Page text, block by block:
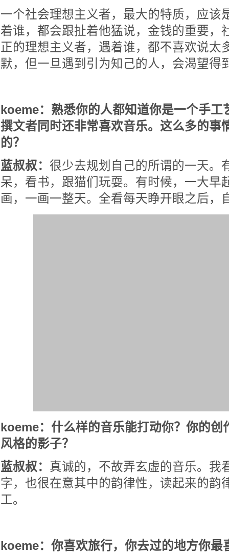
一个社会理想主义者，最大的特质，应该
着谁，都会跟扯着他猛说，金钱的重要，
正的理想主义者，遇着谁，都不喜欢说太
默，但一旦遇到引为知己的人，会渴望得
koeme：熟悉你的人都知道你是一个手工
撰文者同时还非常喜欢音乐。这么多的事
的？
蓝叔叔： 很少去规划自己的所谓的一天。
呆，看书，跟猫们玩耍。有时候，一大早
画，一画一整天。全看每天睁开眼之后，
koeme：什么样的音乐能打动你？你的创
风格的影子？
蓝叔叔： 真诚的，不故弄玄虚的音乐。我
字，也很在意其中的韵律性，读起来的韵
工。
koeme：你喜欢旅行，你去过的地方你最